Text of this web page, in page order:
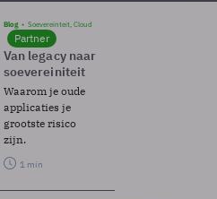
Blog Soevereinteit, Cloud
Partner
Van legacy naar
soevereiniteit
Waarom je oude
applicaties je
grootste risico
zijn.
1 min